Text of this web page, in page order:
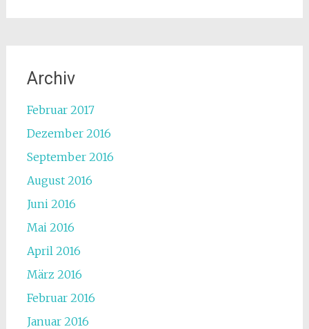
Archiv
Februar 2017
Dezember 2016
September 2016
August 2016
Juni 2016
Mai 2016
April 2016
März 2016
Februar 2016
Januar 2016